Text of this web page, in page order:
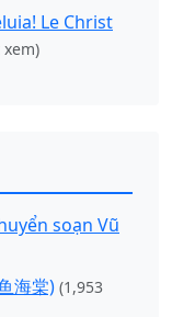
Le Christ
soạn Vũ
海棠) (1,953